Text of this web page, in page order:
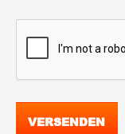
VERSENDEN